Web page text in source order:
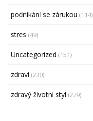
podnikání se zárukou (114)
stres (49)
Uncategorized (151)
zdraví(230)
zdravý životní styl (279)